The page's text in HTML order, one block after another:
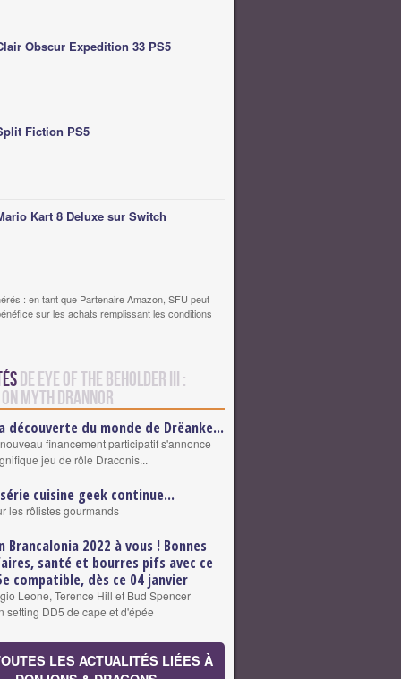
Obscur Expedition 33 PS5
Fiction PS5
Kart 8 Deluxe sur Switch
: en tant que Partenaire Amazon, SFU peut
sur les achats remplissant les conditions
de Eye of the Beholder III :
Myth Drannor
découverte du monde de Drëanke...
financement participatif s'annonce
jeu de rôle Draconis...
cuisine geek continue...
les rôlistes gourmands
Brancalonia 2022 à vous ! Bonnes
santé et bourres pifs avec ce
compatible, dès ce 04 janvier
Leone, Terence Hill et Bud Spencer
setting DD5 de cape et d'épée
LES ACTUALITÉS LIÉES À